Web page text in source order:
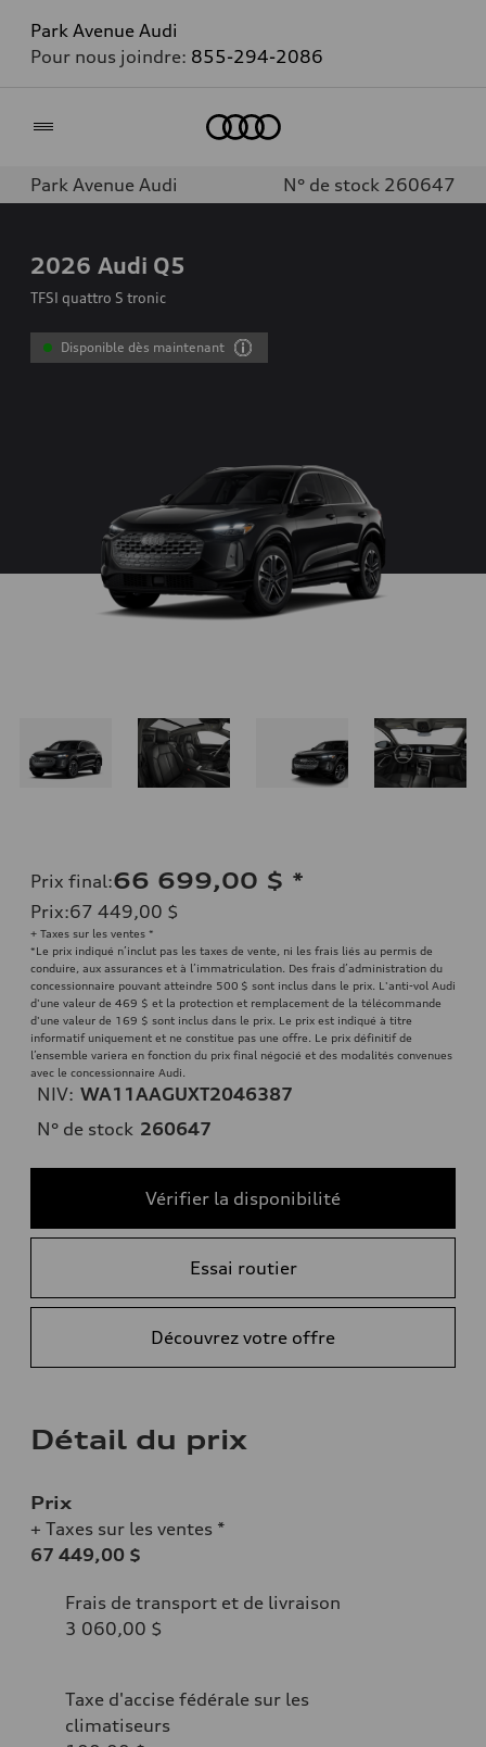
Park Avenue Audi
Pour nous joindre: 855-294-2086
Park Avenue Audi N° de stock 260647
2026 Audi Q5
TFSI quattro S tronic
Disponible dès maintenant
Prix final:66 699,00 $ *
Prix:67 449,00 $
+ Taxes sur les ventes *
*Le prix indiqué n’inclut pas les taxes de vente, ni les frais liés au permis de
conduire, aux assurances et à l’immatriculation. Des frais d’administration du
concessionnaire pouvant atteindre 500 $ sont inclus dans le prix. L'anti-vol Audi
d'une valeur de 469 $ et la protection et remplacement de la télécommande
d'une valeur de 169 $ sont inclus dans le prix. Le prix est indiqué à titre
informatif uniquement et ne constitue pas une offre. Le prix définitif de
l’ensemble variera en fonction du prix final négocié et des modalités convenues
avec le concessionnaire Audi.
NIV: WA11AAGUXT2046387
N° de stock 260647
Vérifier la disponibilité
Essai routier
Découvrez votre offre
Détail du prix
Prix
+ Taxes sur les ventes *
67 449,00 $
Frais de transport et de livraison
3 060,00 $
Taxe d'accise fédérale sur les
climatiseurs